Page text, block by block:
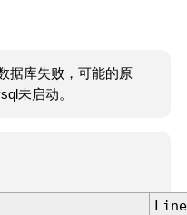
据库失败，可能的原
未启动。
Line